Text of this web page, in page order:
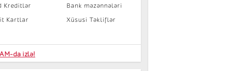
Kreditlər
Kartlar
Bank məzənnələri
Xüsusi Təkliflər
da izlə!